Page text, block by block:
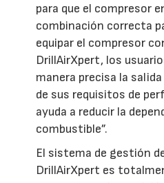
para que el compresor
combinación correcta
equipar el compresor
DrillAirXpert, los
manera precisa la
de sus requisitos de
ayuda a reducir la
combustible”.
El sistema de gestión
DrillAirXpert es